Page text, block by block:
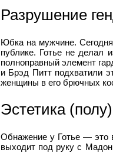
Разрушение
Юбка на мужчине.
публике. Готье не делал
полноправный элемент
и Брэд Питт подхватили
женщины в его брючных
Эстетика
Обнажение у Готье — это
выходит под руку с